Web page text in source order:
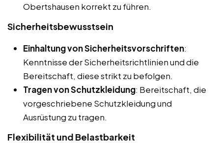
Obertshausen korrekt zu führen.
Sicherheitsbewusstsein
Einhaltung von Sicherheitsvorschriften:
Kenntnisse der Sicherheitsrichtlinien und die
Bereitschaft, diese strikt zu befolgen.
Tragen von Schutzkleidung: Bereitschaft, die
vorgeschriebene Schutzkleidung und
Ausrüstung zu tragen.
Flexibilität und Belastbarkeit